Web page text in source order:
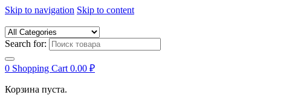
Skip to navigation Skip to content
Search for:
0 Shopping Cart 0.00 ₽
Корзина пуста.